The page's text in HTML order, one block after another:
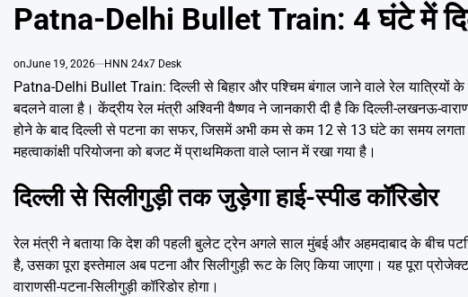
Patna-Delhi Bullet Train: 4 घंटे में
onJune 19, 2026 HNN 24x7 Desk
Patna-Delhi Bullet Train: दिल्ली से बिहार और पश्चिम बंगाल जाने वाले रेल
बदलने वाला है। केंद्रीय रेल मंत्री अश्विनी वैष्णव ने जानकारी दी है कि दिल्ली-लखनऊ-
होने के बाद दिल्ली से पटना का सफर, जिसमें अभी कम से कम 12 से 13 घंटे का समय लगता
महत्वाकांक्षी परियोजना को बजट में प्राथमिकता वाले प्लान में रखा गया है।
दिल्ली से सिलीगुड़ी तक जुड़ेगा हाई-स्पीड कॉरिडोर
रेल मंत्री ने बताया कि देश की पहली बुलेट ट्रेन अगले साल मुंबई और अहमदाबाद के बीच
है, उसका पूरा इस्तेमाल अब पटना और सिलीगुड़ी रूट के लिए किया जाएगा। यह पूरा
वाराणसी-पटना-सिलीगुड़ी कॉरिडोर होगा।